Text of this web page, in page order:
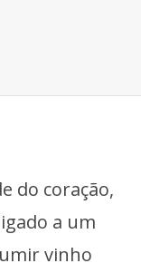
do coração,
a um
vinho